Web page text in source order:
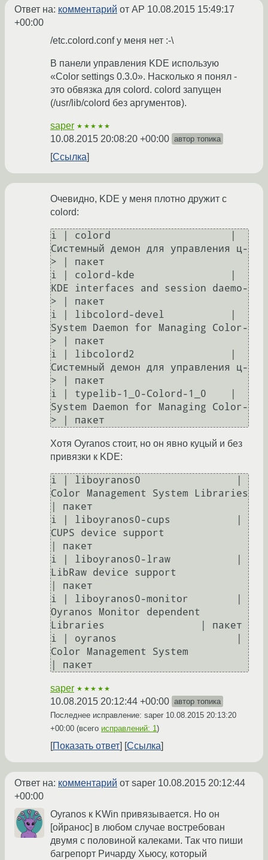
Ответ на: комментарий от AP 10.08.2015 15:49:17
+00:00
/etc.colord.conf у меня нет :-\
В панели управления KDE использую
«Color settings 0.3.0». Насколько я понял -
это обвязка для colord. colord запущен
(/usr/lib/colord без аргументов).
saper ★★★★★
10.08.2015 20:08:20 +00:00 автор топика
Ссылка
Очевидно, KDE у меня плотно дружит с
colord:
i | colord                    |
Системный демон для управления ц-
> | пакет
i | colord-kde                |
KDE interfaces and session daemo-
> | пакет
i | libcolord-devel           |
System Daemon for Managing Color-
> | пакет
i | libcolord2                |
Системный демон для управления ц-
> | пакет
i | typelib-1_0-Colord-1_0    |
System Daemon for Managing Color-
> | пакет
Хотя Oyranos стоит, но он явно куцый и без
привязки к KDE:
i | liboyranos0                |
Color Management System Libraries
| пакет
i | liboyranos0-cups           |
CUPS device support
| пакет
i | liboyranos0-lraw           |
LibRaw device support
| пакет
i | liboyranos0-monitor        |
Oyranos Monitor dependent
Libraries                | пакет
i | oyranos                    |
Color Management System
| пакет
saper ★★★★★
10.08.2015 20:12:44 +00:00 автор топика
Последнее исправление: saper 10.08.2015 20:13:20
+00:00 (всего исправлений: 1)
Показать ответ Ссылка
Ответ на: комментарий от saper 10.08.2015 20:12:44
+00:00
Oyranos к KWin привязывается. Но он
[ойранос] в любом случае востребован
двумя с половиной калеками. Так что пиши
багрепорт Ричарду Хьюсу, который